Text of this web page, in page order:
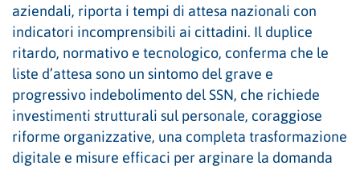
aziendali, riporta i tempi di attesa nazionali con
indicatori incomprensibili ai cittadini. Il duplice
ritardo, normativo e tecnologico, conferma che le
liste d’attesa sono un sintomo del grave e
progressivo indebolimento del SSN, che richiede
investimenti strutturali sul personale, coraggiose
riforme organizzative, una completa trasformazione
digitale e misure efficaci per arginare la domanda